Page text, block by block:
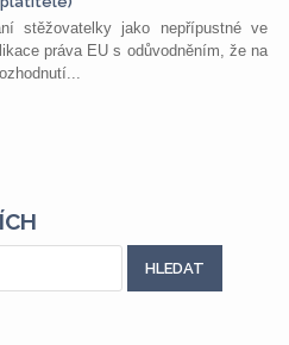
stěžovatelky jako nepřípustné ve
práva EU s odůvodněním, že na